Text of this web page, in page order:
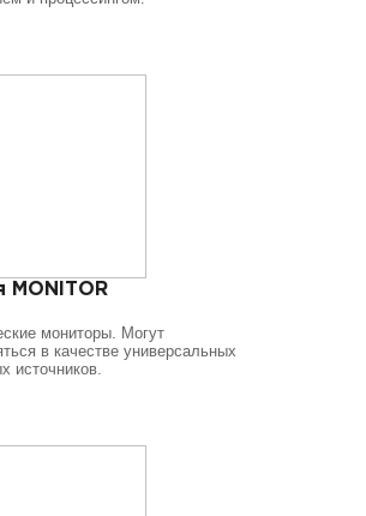
MONITOR
мониторы. Могут
в качестве универсальных
источников.